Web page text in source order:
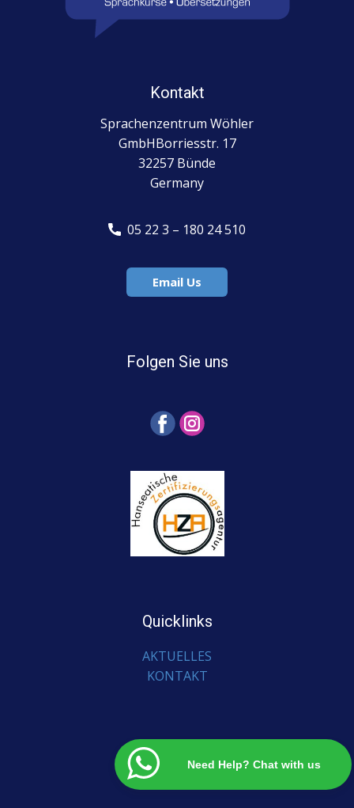
Kontakt
Sprachenzentrum Wöhler
GmbHBorriesstr. 17
32257 Bünde
Germany
​ 05 22 3 – 180 24 510
Email Us
Folgen Sie uns
Quicklinks
AKTUELLES
KONTAKT
Need Help? Chat with us